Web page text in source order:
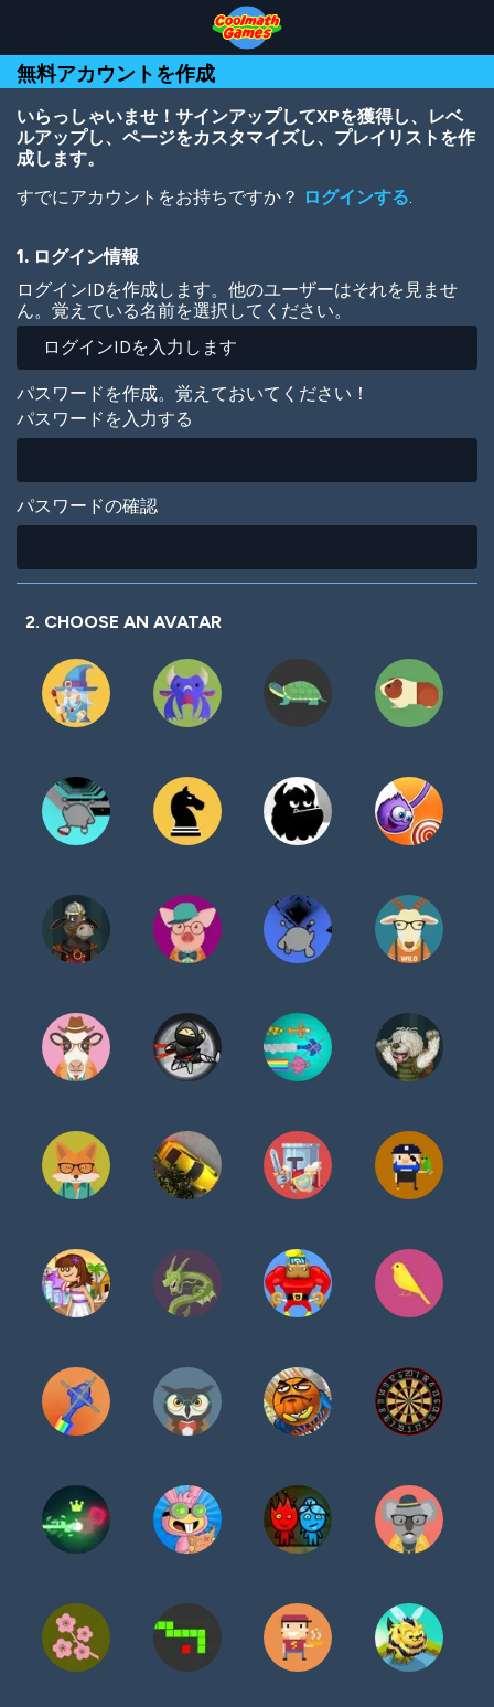
Top
of
Page
Navigation
Main
Content
Footer
ン
コ
ン
移
無料アカウントを作成
いらっしゃいませ！サインアップしてXPを獲得し、レベ
ルアップし、ページをカスタマイズし、プレイリストを作
成します。
すでにアカウントをお持ちですか？ ログインする.
1. ログイン情報
ログインIDを作成します。他のユーザーはそれを見ませ
ん。覚えている名前を選択してください。
パスワードを作成。覚えておいてください！
パスワードを入力する
パスワードの確認
2. CHOOSE AN AVATAR